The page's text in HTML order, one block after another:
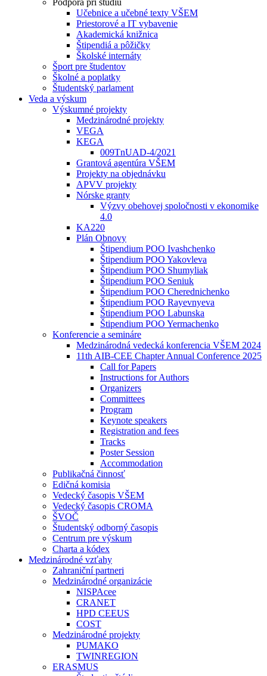
Podpora pri štúdiu
Učebnice a učebné texty VŠEM
Priestorové a IT vybavenie
Akademická knižnica
Štipendiá a pôžičky
Školské internáty
Šport pre študentov
Školné a poplatky
Študentský parlament
Veda a výskum
Výskumné projekty
Medzinárodné projekty
VEGA
KEGA
009TnUAD-4/2021
Grantová agentúra VŠEM
Projekty na objednávku
APVV projekty
Nórske granty
Výzvy obehovej spoločnosti v ekonomike
4.0
KA220
Plán Obnovy
Štipendium POO Ivashchenko
Štipendium POO Yakovleva
Štipendium POO Shumyliak
Štipendium POO Seniuk
Štipendium POO Cherednichenko
Štipendium POO Rayevnyeva
Štipendium POO Labunska
Štipendium POO Yermachenko
Konferencie a semináre
Medzinárodná vedecká konferencia VŠEM 2024
11th AIB-CEE Chapter Annual Conference 2025
Call for Papers
Instructions for Authors
Organizers
Committees
Program
Keynote speakers
Registration and fees
Tracks
Poster Session
Accommodation
Publikačná činnosť
Edičná komisia
Vedecký časopis VŠEM
Vedecký časopis CROMA
ŠVOČ
Študentský odborný časopis
Centrum pre výskum
Charta a kódex
Medzinárodné vzťahy
Zahraniční partneri
Medzinárodné organizácie
NISPAcee
CRANET
HPD CEEUS
COST
Medzinárodné projekty
PUMAKO
TWINREGION
ERASMUS